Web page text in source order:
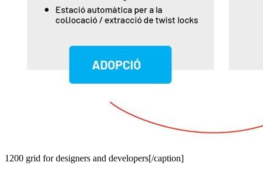
1200 grid for designers and developers[/caption]